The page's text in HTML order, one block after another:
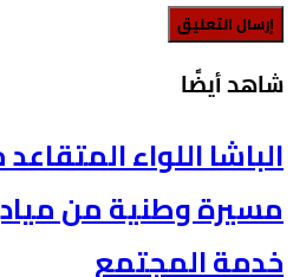
‫شاهد أيضًا‬
الباشا اللواء
مسيرة وطنية من
خدمة المجتمع